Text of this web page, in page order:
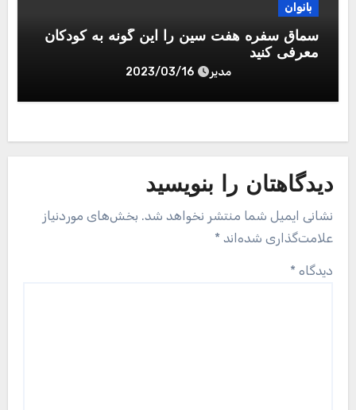
بانوان
سماق سفره هفت سین را این گونه به کودکان
معرفی کنید
مدیر 2023/03/16
دیدگاهتان را بنویسید
نشانی ایمیل شما منتشر نخواهد شد. بخش‌های موردنیاز
علامت‌گذاری شده‌اند *
دیدگاه *